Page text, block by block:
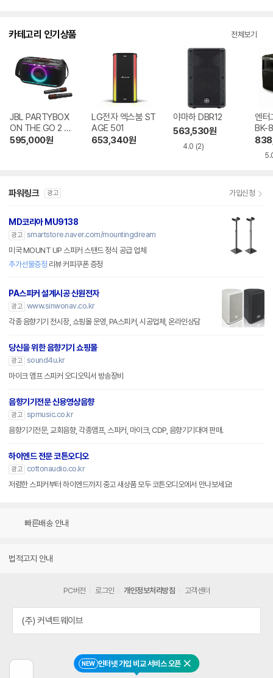
NEW 인터넷 가입 비교 서비스 오픈 닫기
카테고리 인기상품 전체보기
JBL PARTYBOX
ON THE GO 2 플
러스 파티
595,000원
LG전자 엑스붐 ST
AGE 501
653,340원
야마하 DBR12
563,530원
4.0 (2)
엔터
BK-
파워링크 광고 가입신청
MD코리아 MU9138
광고 smartstore.naver.com/mountingdream
미국 MOUNT UP 스피커 스탠드 정식 공급 업체
추가선물증정 리뷰 커피쿠폰 증정
PA스피커 설계시공 신원전자
광고 www.sinwonav.co.kr
각종 음향기기 전시장, 쇼핑몰 운영, PA스피커, 시공업체, 온라인상담
당신을 위한 음향기기 쇼핑몰
광고 sound4u.kr
마이크 앰프 스피커 오디오믹서 방송장비
음향기기전문 신용영상음향
광고 spmusic.co.kr
음향기기전문, 교회음향, 각종앰프, 스피커, 마이크, CDP, 음향기기대여 판매.
하이엔드 전문 코튼오디오
광고
cottonaudio.co.kr
저렴한 스피커부터 하이엔드까지 중고 새상품 모두 코튼오디오에서 만나보세요!
빠른배송 안내
법적고지 안내
PC버전 로그인 개인정보처리방침 고객센터
(주) 커넥트웨이브